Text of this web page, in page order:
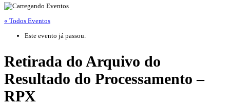
« Todos Eventos
Este evento já passou.
Retirada do Arquivo do
Resultado do Processamento –
RPX